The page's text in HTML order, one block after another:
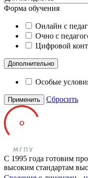
Форма обучения
Онлайн с
Очно с
Цифровой
Дополнительно
Особые
Применить Сбросить
С 1995 года готовим
высоким стандартам